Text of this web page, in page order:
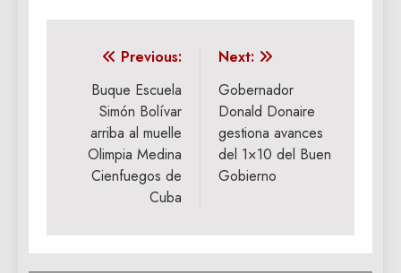
Navegación
entradas
Previous:
Buque Escuela
Simón Bolívar
arriba al muelle
Olimpia Medina
Cienfuegos de
Cuba
Next:
Gobernador
Donald Donaire
gestiona avances
del 1×10 del Buen
Gobierno